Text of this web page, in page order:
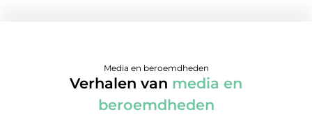
Media en beroemdheden
Verhalen van media en
beroemdheden